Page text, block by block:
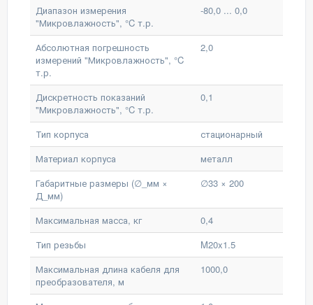
Диапазон измерения
"Микровлажность", °C т.р.
-80,0 ... 0,0
Абсолютная погрешность
измерений "Микровлажность", °C
т.р.
2,0
Дискретность показаний
"Микровлажность", °C т.р.
0,1
Тип корпуса
стационарный
Материал корпуса
металл
Габаритные размеры (∅_мм ×
Д_мм)
∅33 × 200
Максимальная масса, кг
0,4
Тип резьбы
M20x1.5
Максимальная длина кабеля для
преобразователя, м
1000,0